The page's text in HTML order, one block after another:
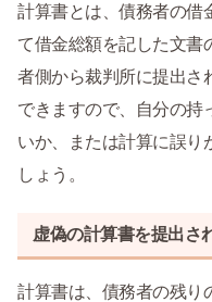
計算書とは、債務者の借
て借金総額を記した文書
者側から裁判所に提出さ
できますので、自分の持
いか、または計算に誤り
しょう。
虚偽の計算書を提出さ
計算書は、債務者の残り